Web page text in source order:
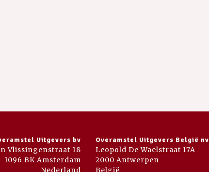
Uitgevers bv
Vlissingenstraat 18
1096 BK Amsterdam
Nederland
Overamstel Uitgevers België nv
Leopold De Waelstraat 17A
2000 Antwerpen
België